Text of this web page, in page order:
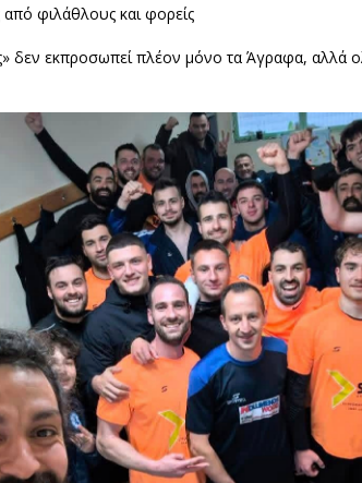
από φιλάθλους και φορείς
δεν εκπροσωπεί πλέον μόνο τα Άγραφα, αλλά